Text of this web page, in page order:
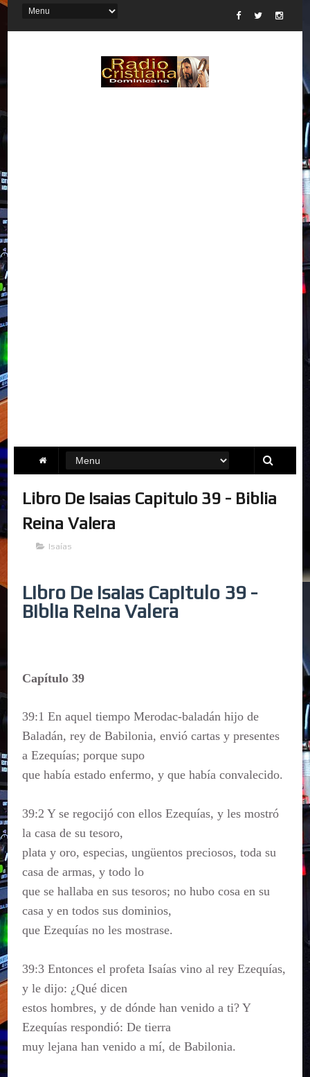
Libro De Isaias Capitulo 39 - Biblia
Reina Valera
Isaías
Libro De Isaias Capitulo 39 -
Biblia Reina Valera
Capítulo 39
39:1 En aquel tiempo Merodac-baladán hijo de
Baladán, rey de Babilonia, envió cartas y presentes
a Ezequías; porque supo
que había estado enfermo, y que había convalecido.
39:2 Y se regocijó con ellos Ezequías, y les mostró
la casa de su tesoro,
plata y oro, especias, ungüentos preciosos, toda su
casa de armas, y todo lo
que se hallaba en sus tesoros; no hubo cosa en su
casa y en todos sus dominios,
que Ezequías no les mostrase.
39:3 Entonces el profeta Isaías vino al rey Ezequías,
y le dijo: ¿Qué dicen
estos hombres, y de dónde han venido a ti? Y
Ezequías respondió: De tierra
muy lejana han venido a mí, de Babilonia.